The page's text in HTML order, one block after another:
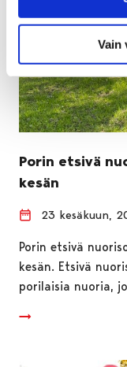
Vain
Porin etsivä
kesän
23 kesäkuun,
Porin etsivä
kesän. Etsivä
porilaisia nuoria,